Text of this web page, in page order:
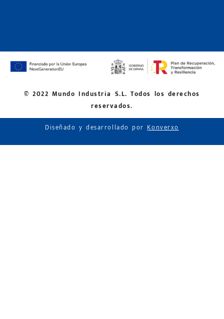
© 2022 Mundo Industria S.L. Todos los derechos
reservados.
Diseñado y desarrollado porKonverxo